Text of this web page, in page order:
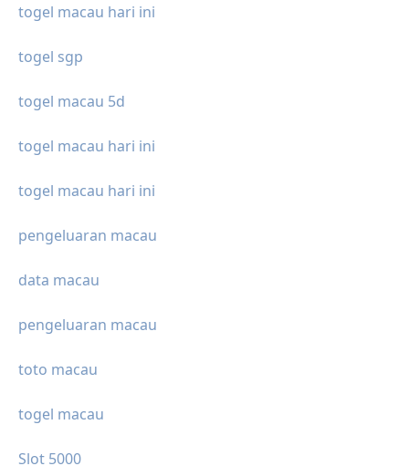
togel macau hari ini
togel sgp
togel macau 5d
togel macau hari ini
togel macau hari ini
pengeluaran macau
data macau
pengeluaran macau
toto macau
togel macau
Slot 5000